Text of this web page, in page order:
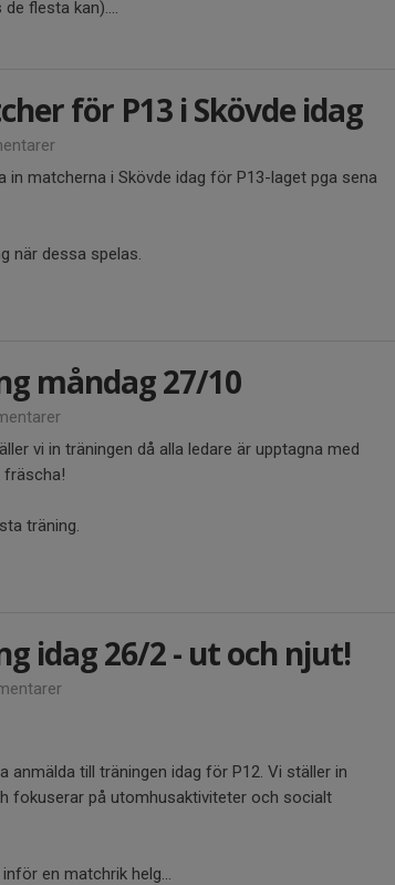
flesta kan)....
för P13 i Skövde idag
in matcherna i Skövde idag för P13-laget pga sena
när dessa spelas.
måndag 27/10
vi in träningen då alla ledare är upptagna med
fräscha!
träning.
idag 26/2 - ut och njut!
anmälda till träningen idag för P12. Vi ställer in
fokuserar på utomhusaktiviteter och socialt
en matchrik helg...